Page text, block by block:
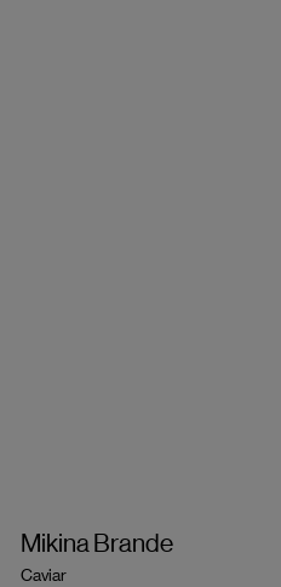
Mikina Brande
Caviar